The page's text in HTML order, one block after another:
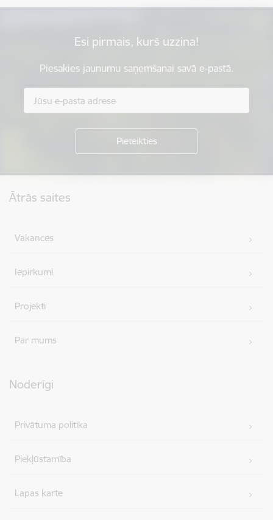
Esi pirmais, kurš uzzina!
Piesakies jaunumu saņemšanai savā e-pastā.
Ātrās saites
Vakances
Iepirkumi
Projekti
Par mums
Noderīgi
Privātuma politika
Piekļūstamība
Lapas karte